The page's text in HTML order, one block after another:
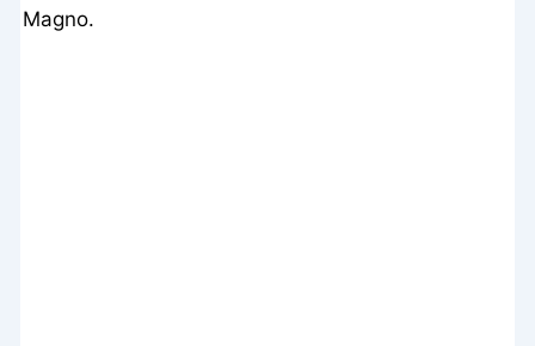
Magno.